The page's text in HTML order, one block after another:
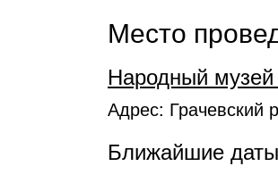
Место
Народный музей
Адрес: Грачевский
Ближайшие даты